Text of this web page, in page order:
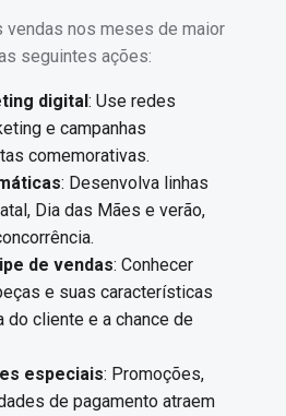
vendas nos meses de maior
seguintes ações:
digital: Use redes
e campanhas
comemorativas.
: Desenvolva linhas
Dia das Mães e verão,
de vendas: Conhecer
e suas características
do cliente e a chance de
especiais: Promoções,
de pagamento atraem